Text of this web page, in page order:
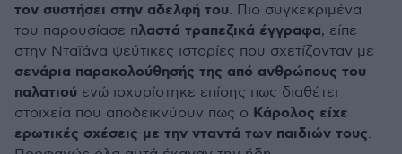
τον συστήσει στην αδελφή του. Πιο συγκεκριμένα
του παρουσίασε πλαστά τραπεζικά έγγραφα, είπε
στην Νταϊάνα ψεύτικες ιστορίες που σχετίζονταν με
σενάρια παρακολούθησής της από ανθρώπους του
παλατιού ενώ ισχυρίστηκε επίσης πως διαθέτει
στοιχεία που αποδεικνύουν πως ο Κάρολος είχε
ερωτικές σχέσεις με την νταντά των παιδιών τους.